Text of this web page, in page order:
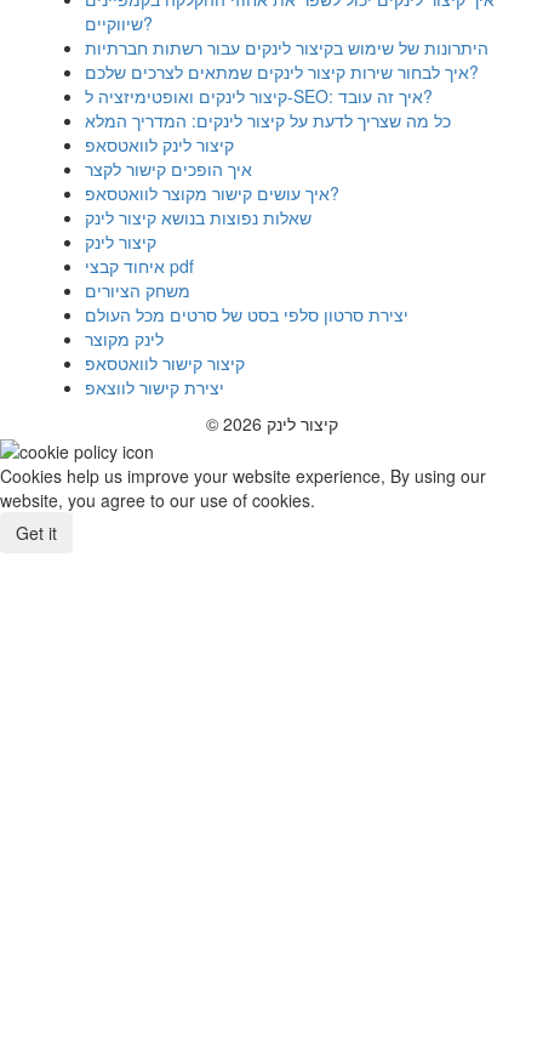
שיווקיים?
היתרונות של שימוש בקיצור לינקים עבור רשתות חברתיות
איך לבחור שירות קיצור לינקים שמתאים לצרכים שלכם?
קיצור לינקים ואופטימיזציה ל-SEO: איך זה עובד?
כל מה שצריך לדעת על קיצור לינקים: המדריך המלא
קיצור לינק לוואטסאפ
איך הופכים קישור לקצר
איך עושים קישור מקוצר לוואטסאפ?
שאלות נפוצות בנושא קיצור לינק
קיצור לינק
איחוד קבצי pdf
משחק הציורים
יצירת סרטון סלפי בסט של סרטים מכל העולם
לינק מקוצר
קיצור קישור לוואטסאפ
יצירת קישור לווצאפ
© 2026 קיצור לינק
Cookies help us improve your website experience, By using our
website, you agree to our use of cookies.
Get it